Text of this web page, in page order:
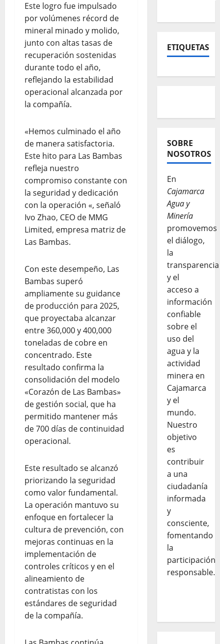
Este logro fue impulsado
por volúmenes récord de
mineral minado y molido,
junto con altas tasas de
recuperación sostenidas
durante todo el año,
reflejando la estabilidad
operacional alcanzada por
la compañía.
«Hemos culminado el año
de manera satisfactoria.
Este hito para Las Bambas
refleja nuestro
compromiso constante con
la seguridad y dedicación
con la operación «, señaló
Ivo Zhao, CEO de MMG
Limited, empresa matriz de
Las Bambas.
Con este desempeño, Las
Bambas superó
ampliamente su guidance
de producción para 2025,
que proyectaba alcanzar
entre 360,000 y 400,000
toneladas de cobre en
concentrado. Este
resultado confirma la
consolidación del modelo
«Corazón de Las Bambas»
de gestión social, que ha
permitido mantener más
de 700 días de continuidad
operacional.
Este resultado se alcanzó
priorizando la seguridad
como valor fundamental.
La operación mantuvo su
enfoque en fortalecer la
cultura de prevención, con
mejoras continuas en la
implementación de
controles críticos y en el
alineamiento de
contratistas con los
estándares de seguridad
de la compañía.
ETIQUETAS
SOBRE
NOSOTROS
En
Cajamarca
Agua y
Minería
promovemos
el diálogo,
la
transparencia
y el
acceso a
información
confiable
sobre el
uso del
agua y la
actividad
minera en
Cajamarca
y el
mundo.
Nuestro
objetivo
es
contribuir
a una
ciudadanía
informada
y
consciente,
fomentando
la
participación
responsable.